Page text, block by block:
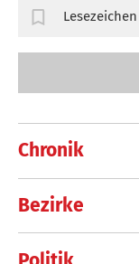
Chronik
Bezirke
Lesezeichen